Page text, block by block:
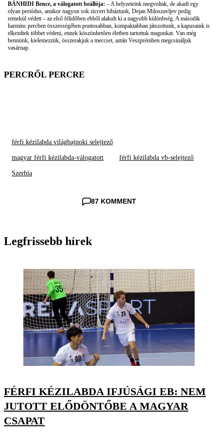
BÁNHIDI Bence, a válogatott beállója: – A helyzeteink megvoltak, de akadt egy
olyan periódus, amikor nagyon sok ziccert hibáztunk, Dejan Miloszavljev pedig
remekül védett – az első félidőben ebből alakult ki a nagyobb különbség. A második
harminc percben összességében pontosabban, kompaktabban játszottunk, a kapusaink is
elkezdtek többet védeni, ennek köszönhetően életben tartottuk magunkat. Van még
bennünk, kielemezzük, összerakjuk a meccset, aztán Veszprémben megcsináljuk
vasárnap.
PERCRŐL PERCRE
férfi kézilabda világbajnoki selejtező
magyar férfi kézilabda-válogatott férfi kézilabda vb-selejtező
Szerbia
87 KOMMENT
Legfrissebb hírek
FÉRFI KÉZILABDA IFJÚSÁGI EB: NEM
JUTOTT ELŐDÖNTŐBE A MAGYAR
CSAPAT